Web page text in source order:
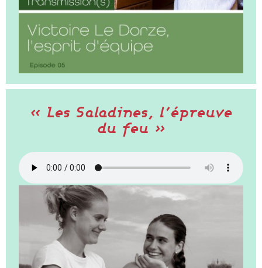
« Les Saladines, l’épreuve
du feu »